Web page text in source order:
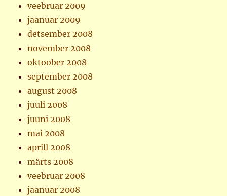
veebruar 2009
jaanuar 2009
detsember 2008
november 2008
oktoober 2008
september 2008
august 2008
juuli 2008
juuni 2008
mai 2008
aprill 2008
märts 2008
veebruar 2008
jaanuar 2008